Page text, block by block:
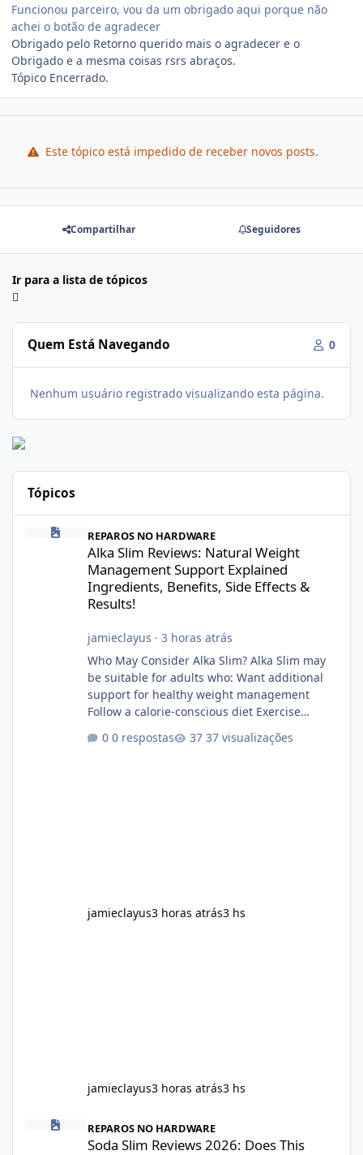
Funcionou parceiro, vou da um obrigado aqui porque não
achei o botão de agradecer
Obrigado pelo Retorno querido mais o agradecer e o
Obrigado e a mesma coisas rsrs abraços.
Tópico Encerrado.
Este tópico está impedido de receber novos posts.
Compartilhar Seguidores
Ir para a lista de tópicos
Quem Está Navegando 0
Nenhum usuário registrado visualizando esta página.
Tópicos
Alka Slim Reviews: Natural Weight Management Support
REPAROS NO HARDWARE
Alka Slim Reviews: Natural Weight
Management Support Explained
Ingredients, Benefits, Side Effects &
Results!
jamieclayus · 3 horas atrás
Who May Consider Alka Slim? Alka Slim may
be suitable for adults who: Want additional
support for healthy weight management
Follow a calorie-conscious diet Exercise
plant-based ingredients Want to complement
0 respostas 37 visualizações
jamieclayus3 horas atrás3 hs
jamieclayus3 horas atrás3 hs
Soda Slim Reviews 2026: Does This Weight Loss Formula Really
REPAROS NO HARDWARE
Soda Slim Reviews 2026: Does This